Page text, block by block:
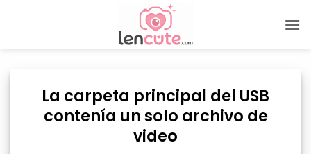
La carpeta principal del USB
contenía un solo archivo de
video